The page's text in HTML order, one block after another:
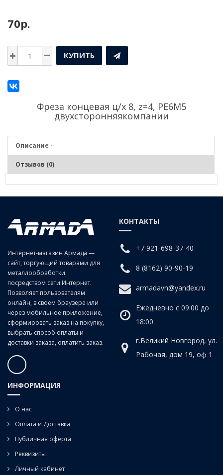
70р.
КУПИТЬ
Фреза концевая ц/х 8, z=4, PE6M5
двухсторонняякомпании
Описание -
Отзывов (0)
Интернет-магазин Армада —
сайт, торгующий товарами для
металлообработки
посредством сети Интернет.
Позволяет пользователям
онлайн, в своём браузере или
через мобильное приложение,
сформировать заказ на покупку,
выбрать способ оплаты и
доставки заказа, оплатить заказ.
КОНТАКТЫ
+7 921-698-37-40
8 (8162) 90-90-19
armadavn@yandex.ru
Ежедневно с 09:00 до
18:00
г.Великий Новгород, ул.
Рабочая, дом 19, оф 1
ИНФОРМАЦИЯ
О нас
Оплата и Доставка
Публичная оферта
Реквизиты
Личный кабинет